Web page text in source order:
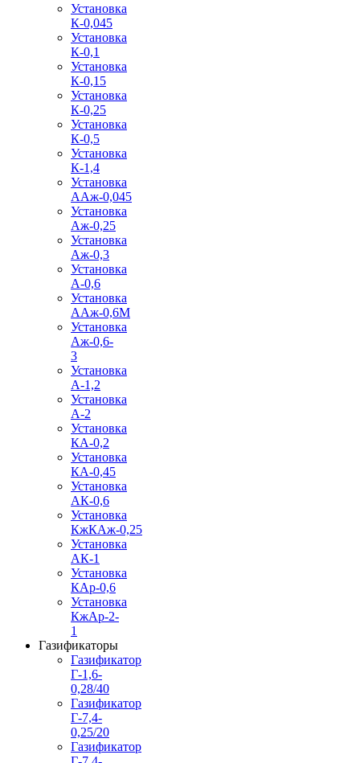
Установка
К-0,045
Установка
К-0,1
Установка
К-0,15
Установка
К-0,25
Установка
К-0,5
Установка
К-1,4
Установка
ААж-0,045
Установка
Аж-0,25
Установка
Аж-0,3
Установка
А-0,6
Установка
ААж-0,6М
Установка
Аж-0,6-
3
Установка
А-1,2
Установка
А-2
Установка
КА-0,2
Установка
КА-0,45
Установка
АК-0,6
Установка
КжКАж-0,25
Установка
АК-1
Установка
КАр-0,6
Установка
КжАр-2-
1
Газификаторы
Газификатор
Г-1,6-
0,28/40
Газификатор
Г-7,4-
0,25/20
Газификатор